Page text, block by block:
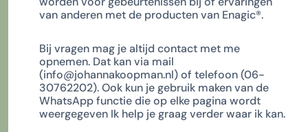
van anderen met de producten van Enagic®.
Bij vragen mag je altijd contact met me
opnemen. Dat kan via mail
(info@johannakoopman.nl) of telefoon (06-
30762202). Ook kun je gebruik maken van de
WhatsApp functie die op elke pagina wordt
weergegeven Ik help je graag verder waar ik kan.